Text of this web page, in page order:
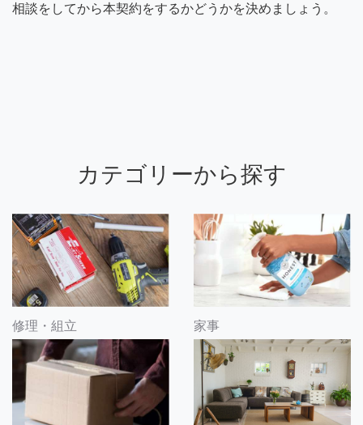
相談をしてから本契約をするかどうかを決めましょう。
カテゴリーから探す
修理・組立 家事